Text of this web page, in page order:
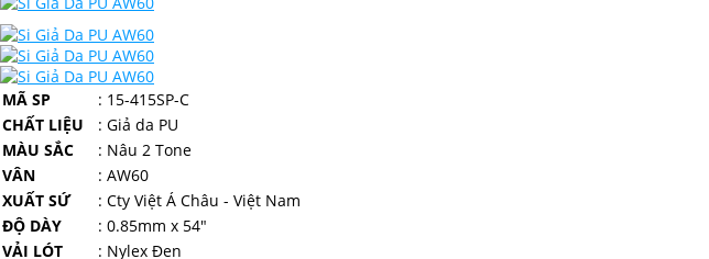
MÃ SP
: 15-415SP-C
CHẤT LIỆU
: Giả da PU
MÀU SẮC
: Nâu 2 Tone
VÂN
: AW60
XUẤT SỨ
: Cty Việt Á Châu - Việt Nam
ĐỘ DÀY
: 0.85mm x 54"
VẢI LÓT
: Nylex Đen